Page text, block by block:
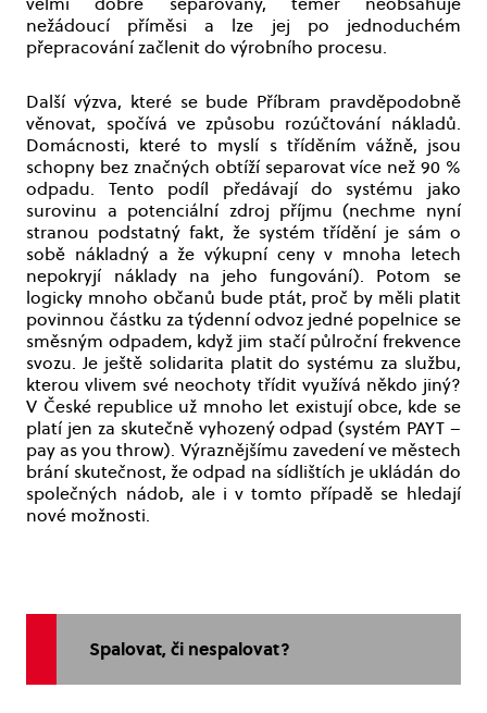
nežádoucí příměsi a lze jej po jednoduchém
přepracování začlenit do výrobního procesu.
Další výzva, které se bude Příbram pravděpodobně
věnovat, spočívá ve způsobu rozúčtování nákladů.
Domácnosti, které to myslí s tříděním vážně, jsou
schopny bez značných obtíží separovat více než 90 %
odpadu. Tento podíl předávají do systému jako
surovinu a potenciální zdroj příjmu (nechme nyní
stranou podstatný fakt, že systém třídění je sám o
sobě nákladný a že výkupní ceny v mnoha letech
nepokryjí náklady na jeho fungování). Potom se
logicky mnoho občanů bude ptát, proč by měli platit
povinnou částku za týdenní odvoz jedné popelnice se
směsným odpadem, když jim stačí půlroční frekvence
svozu. Je ještě solidarita platit do systému za službu,
kterou vlivem své neochoty třídit využívá někdo jiný?
V České republice už mnoho let existují obce, kde se
platí jen za skutečně vyhozený odpad (systém PAYT –
pay as you throw). Výraznějšímu zavedení ve městech
brání skutečnost, že odpad na sídlištích je ukládán do
společných nádob, ale i v tomto případě se hledají
nové možnosti.
Spalovat, či nespalovat?